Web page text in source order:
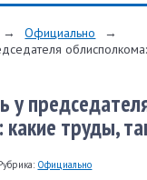
→ Официально
→
у
труды,
Официально